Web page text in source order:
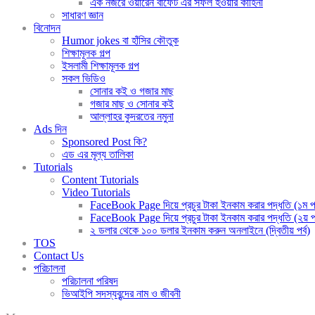
এক নজরে ওয়ারেন বাফেট এর সফল হওয়ার কাহিনী
সাধারণ জ্ঞান
বিনোদন
Humor jokes বা হাঁসির কৌতুক
শিক্ষামূলক গল্প
ইসলামী শিক্ষামূলক গল্প
সকল ভিডিও
সোনার কই ও গজার মাছ
গজার মাছ ও সোনার কই
আল্লাহর কুদরতের নমুনা
Ads দিন
Sponsored Post কি?
এড এর মূল্য তালিকা
Tutorials
Content Tutorials
Video Tutorials
FaceBook Page দিয়ে প্রচুর টাকা ইনকাম করার পদ্ধতি (১ম
FaceBook Page দিয়ে প্রচুর টাকা ইনকাম করার পদ্ধতি (২য়
২ ডলার থেকে ১০০ ডলার ইনকাম করুন অনলাইনে (দ্বিতীয় পর্ব)
TOS
Contact Us
পরিচালনা
পরিচালনা পরিষদ
ভিআইপি সদস্যবৃন্দের নাম ও জীবনী